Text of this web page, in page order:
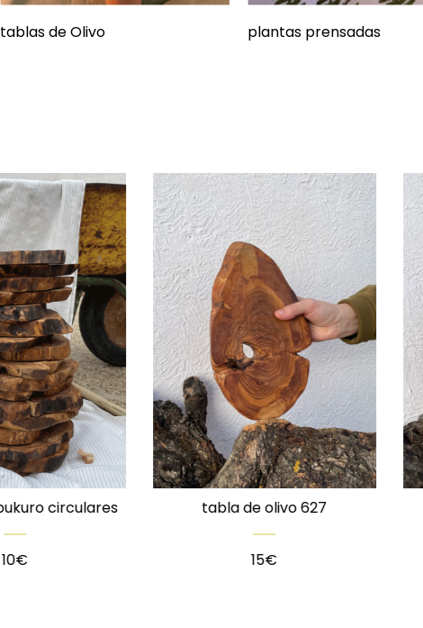
tablas de Olivo plantas prensadas
tabla de olivo 627 tabla de olivo 625